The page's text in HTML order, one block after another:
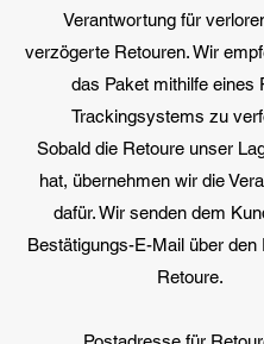
Verantwortung für
verzögerte Retouren. Wir
das Paket mithilfe eines
Trackingsystems zu
Sobald die Retoure unser
hat, übernehmen wir die
dafür. Wir senden dem
Bestätigungs-E-Mail über den
Retoure.